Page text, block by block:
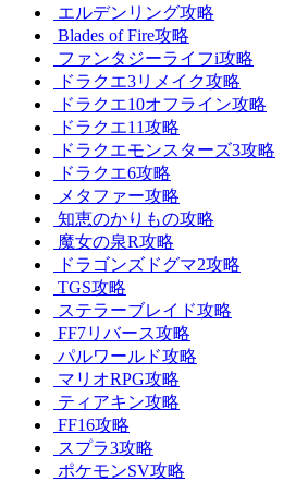
エルデンリング攻略
Blades of Fire攻略
ファンタジーライフi攻略
ドラクエ3リメイク攻略
ドラクエ10オフライン攻略
ドラクエ11攻略
ドラクエモンスターズ3攻略
ドラクエ6攻略
メタファー攻略
知恵のかりもの攻略
魔女の泉R攻略
ドラゴンズドグマ2攻略
TGS攻略
ステラーブレイド攻略
FF7リバース攻略
パルワールド攻略
マリオRPG攻略
ティアキン攻略
FF16攻略
スプラ3攻略
ポケモンSV攻略